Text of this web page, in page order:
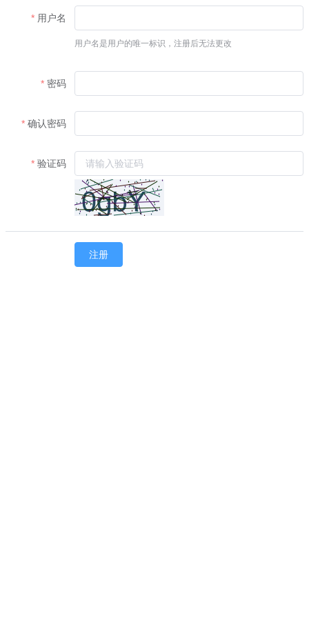
用户名
用户名是用户的唯一标识，注册后无法更改
密码
确认密码
验证码
注册